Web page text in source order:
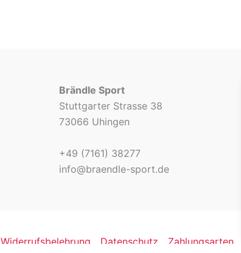
Brändle Sport
Stuttgarter Strasse 38
73066 Uhingen
+49 (7161) 38277
info@braendle-sport.de
Widerrufsbelehrung Datenschutz Zahlungsarten